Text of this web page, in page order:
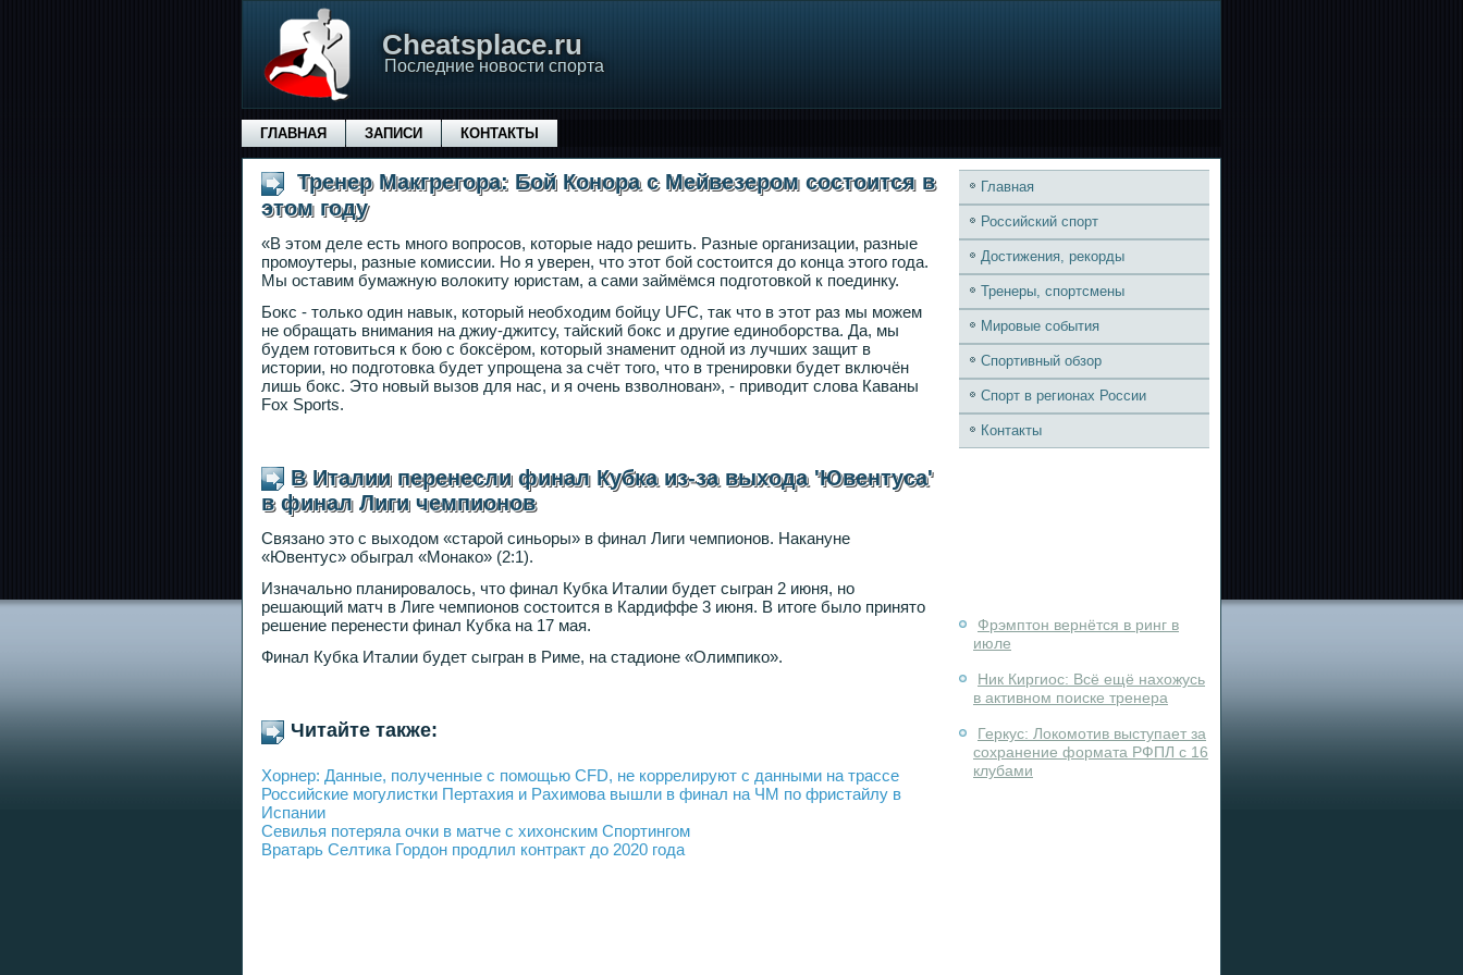
Сheatsplace.ru
Последние новости спорта
ГЛАВНАЯ ЗАПИСИ КОНТАКТЫ
Тренер Макгрегора: Бой Конора с Мейвезером состоится в
этом году
«В этом деле есть много вопросов, которые надо решить. Разные организации, разные
промоутеры, разные комиссии. Но я уверен, что этот бой состоится до конца этого года.
Мы оставим бумажную волокиту юристам, а сами займёмся подготовкой к поединку.
Бокс - только один навык, который необходим бойцу UFC, так что в этот раз мы можем
не обращать внимания на джиу-джитсу, тайский бокс и другие единоборства. Да, мы
будем готовиться к бою с боксёром, который знаменит одной из лучших защит в
истории, но подготовка будет упрощена за счёт того, что в тренировки будет включён
лишь бокс. Это новый вызов для нас, и я очень взволнован», - приводит слова Каваны
Fox Sports.
В Италии перенесли финал Кубка из-за выхода 'Ювентуса'
в финал Лиги чемпионов
Связано это с выходом «старой синьоры» в финал Лиги чемпионов. Накануне
«Ювентус» обыграл «Монако» (2:1).
Изначально планировалось, что финал Кубка Италии будет сыгран 2 июня, но
решающий матч в Лиге чемпионов состоится в Кардиффе 3 июня. В итоге было принято
решение перенести финал Кубка на 17 мая.
Финал Кубка Италии будет сыгран в Риме, на стадионе «Олимпико».
Читайте также:
Хорнер: Данные, полученные с помощью CFD, не коррелируют с данными на трассе
Российские могулистки Пертахия и Рахимова вышли в финал на ЧМ по фристайлу в
Испании
Севилья потеряла очки в матче с хихонским Спортингом
Вратарь Селтика Гордон продлил контракт до 2020 года
Главная
Российский спорт
Достижения, рекорды
Тренеры, спортсмены
Мировые события
Спортивный обзор
Спорт в регионах России
Контакты
Фрэмптон вернётся в ринг в
июле
Ник Киргиос: Всё ещё нахожусь
в активном поиске тренера
Геркус: Локомотив выступает за
сохранение формата РФПЛ с 16
клубами